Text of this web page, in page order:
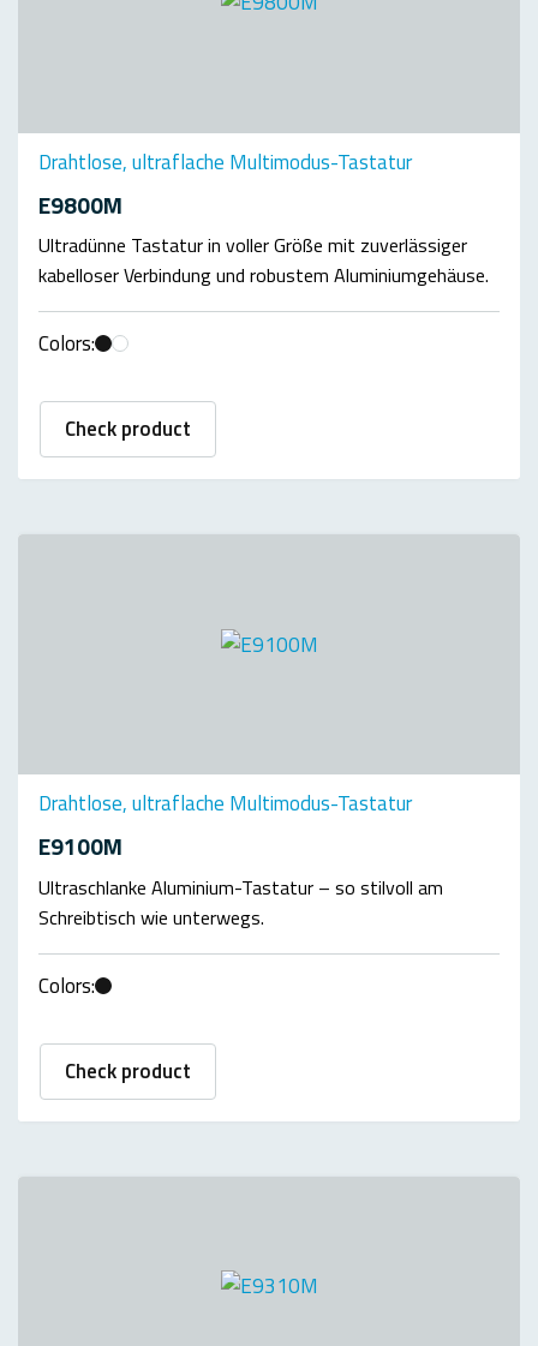
Drahtlose, ultraflache Multimodus-Tastatur
E9800M
Ultradünne Tastatur in voller Größe mit zuverlässiger
kabelloser Verbindung und robustem Aluminiumgehäuse.
Colors:
Check product
Drahtlose, ultraflache Multimodus-Tastatur
E9100M
Ultraschlanke Aluminium-Tastatur – so stilvoll am
Schreibtisch wie unterwegs.
Colors:
Check product